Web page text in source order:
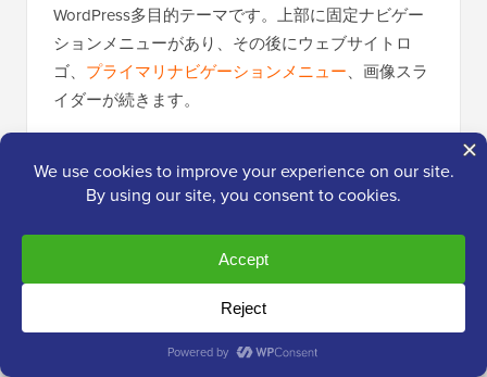
WordPress多目的テーマです。上部に固定ナビゲー
ションメニューがあり、その後にウェブサイトロ
ゴ、 プライマリナビゲーションメニュー、画像スラ
イダーが続きます。
ムページレイアウトを提供します。このテーマに
は、ソーシャルアイコンと人気記事用のユニークな
カスタムウィジェットがあります。
22. 世論